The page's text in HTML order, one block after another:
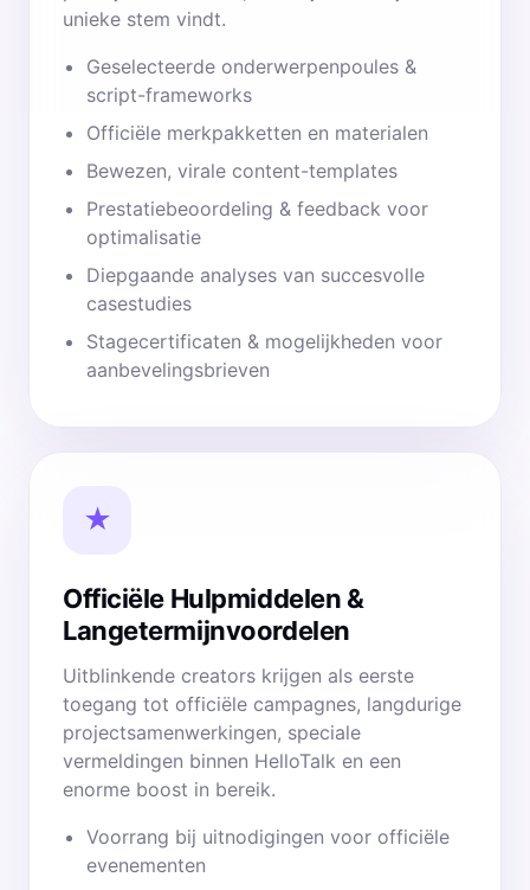
unieke stem vindt.
Geselecteerde onderwerpenpoules &
script-frameworks
Officiële merkpakketten en materialen
Bewezen, virale content-templates
Prestatiebeoordeling & feedback voor
optimalisatie
Diepgaande analyses van succesvolle
casestudies
Stagecertificaten & mogelijkheden voor
aanbevelingsbrieven
★
Officiële Hulpmiddelen &
Langetermijnvoordelen
Uitblinkende creators krijgen als eerste
toegang tot officiële campagnes, langdurige
projectsamenwerkingen, speciale
vermeldingen binnen HelloTalk en een
enorme boost in bereik.
Voorrang bij uitnodigingen voor officiële
evenementen